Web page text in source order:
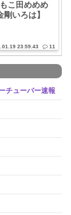
こ田めめめ
いろは】
23:59.43 11
チューバー速報